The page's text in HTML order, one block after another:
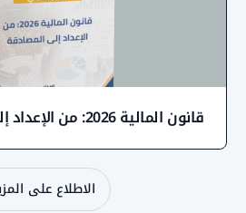
المالية 2026: من الإعداد إلى المصادقة
الاطلاع على المزيد